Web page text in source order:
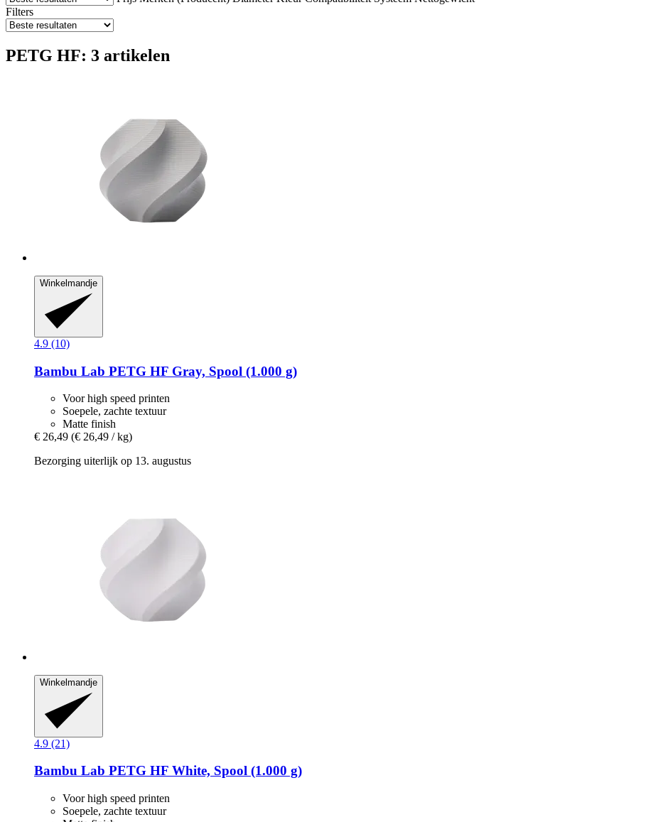
Filters
PETG HF: 3 artikelen
Winkelmandje
4.9 (10)
Bambu Lab PETG HF Gray, Spool (1.000 g)
Voor high speed printen
Soepele, zachte textuur
Matte finish
€ 26,49 (€ 26,49 / kg)
Bezorging uiterlijk op 13. augustus
Winkelmandje
4.9 (21)
Bambu Lab PETG HF White, Spool (1.000 g)
Voor high speed printen
Soepele, zachte textuur